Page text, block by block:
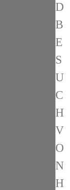
D
B
E
S
U
C
H
V
O
N
H